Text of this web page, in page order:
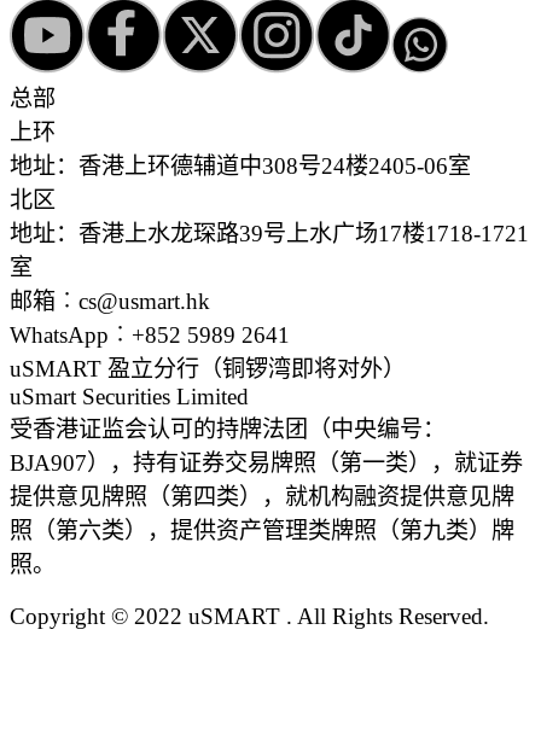
总部
上环
地址：香港上环德辅道中308号24楼2405-06室
北区
地址：香港上水龙琛路39号上水广场17楼1718-1721
室
邮箱︰cs@usmart.hk
WhatsApp︰+852 5989 2641
uSMART 盈立分行 （铜锣湾即将对外）
uSmart Securities Limited
受香港证监会认可的持牌法团（中央编号：
BJA907），持有证券交易牌照（第一类），就证券
提供意见牌照（第四类），就机构融资提供意见牌
照（第六类），提供资产管理类牌照（第九类）牌
照。
Copyright © 2022 uSMART . All Rights Reserved.